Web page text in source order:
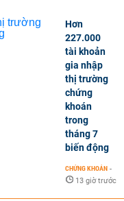
Hơn
227.000
tài khoản
gia nhập
thị trường
chứng
khoán
trong
tháng 7
biến động
CHỨNG KHOÁN -
13 giờ trước